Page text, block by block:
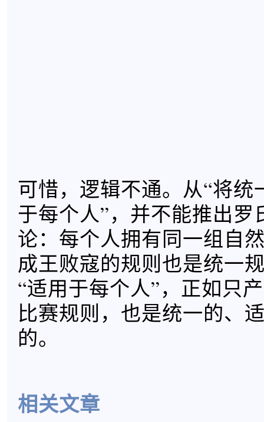
可惜，逻辑不通。从“将统
于每个人”，并不能推出罗
论：每个人拥有同一组自
成王败寇的规则也是统一
“适用于每个人”，正如只
比赛规则，也是统一的、
的。
相关文章